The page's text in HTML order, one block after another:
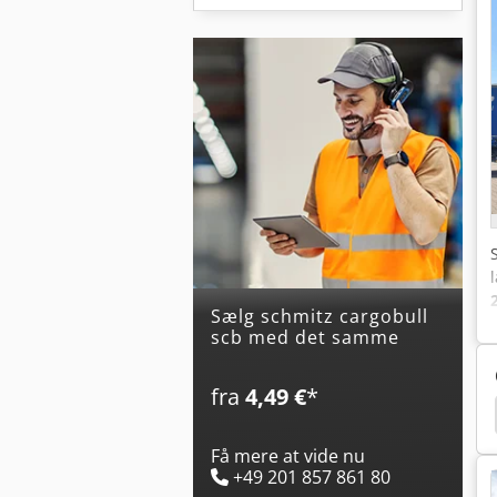
Sælg schmitz cargobull
scb med det samme
fra 4,49 €*
Få mere at vide nu
+49 201 857 861 80
Krone Sd